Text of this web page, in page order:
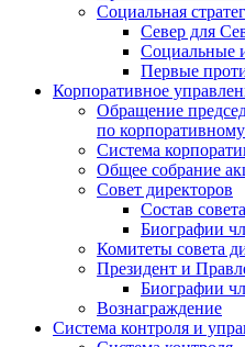
Социальная
Север для
Социальные
Первые
Корпоративное
Обращение
по
Система
Общее собрание
Совет директоров
Состав
Биографии
Комитеты совета
Президент и
Биографии
Вознаграждение
Система контроля и